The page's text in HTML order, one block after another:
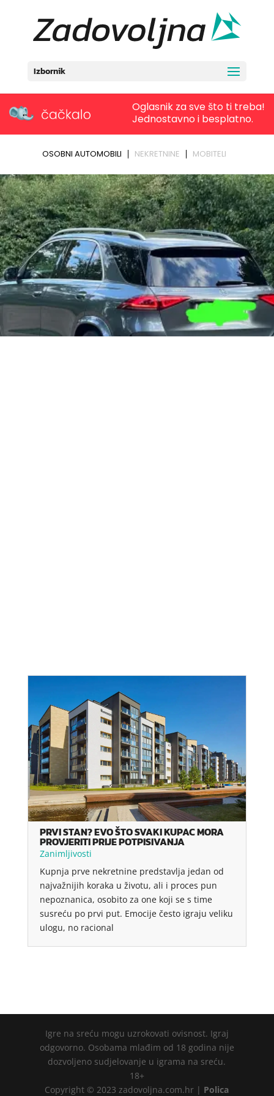
Izbornik
PRVI STAN? EVO ŠTO SVAKI KUPAC MORA
PROVJERITI PRIJE POTPISIVANJA
Zanimljivosti
Kupnja prve nekretnine predstavlja jedan od
najvažnijih koraka u životu, ali i proces pun
nepoznanica, osobito za one koji se s time
susreću po prvi put. Emocije često igraju veliku
ulogu, no racional
Igre na sreću mogu uzrokovati ovisnost. Igraj
odgovorno. Osobama mlađim od 18 godina nije
dozvoljeno sudjelovanje u igrama na sreću.
18+
Copyright © 2023 zadovoljna.com.hr | Polica